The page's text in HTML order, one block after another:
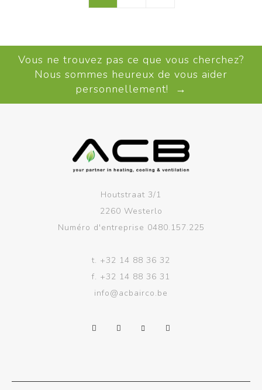
Vous ne trouvez pas ce que vous cherchez?
Nous sommes heureux de vous aider
personnellement! →
Houtstraat 3/1
2260 Westerlo
Numéro d'entreprise 0480.157.225
t. +32 14 88 36 32
f. +32 14 88 36 31
info@acbairco.be